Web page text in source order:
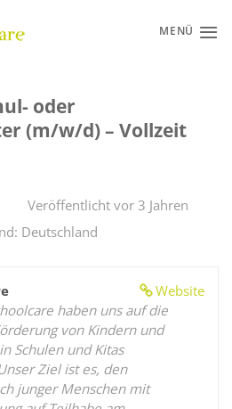
MENÜ
oder
(m/w/d) – Vollzeit
Veröffentlicht vor 3 Jahren
Deutschland
Website
haben uns auf die
von Kindern und
Schulen und Kitas
Ziel ist es, den
junger Menschen mit